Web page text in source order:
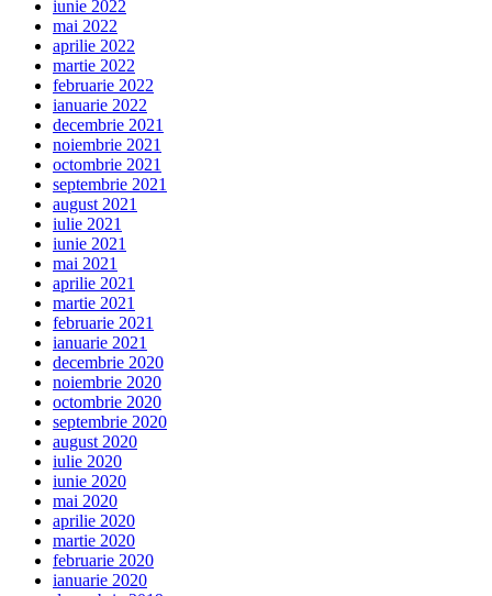
iunie 2022
mai 2022
aprilie 2022
martie 2022
februarie 2022
ianuarie 2022
decembrie 2021
noiembrie 2021
octombrie 2021
septembrie 2021
august 2021
iulie 2021
iunie 2021
mai 2021
aprilie 2021
martie 2021
februarie 2021
ianuarie 2021
decembrie 2020
noiembrie 2020
octombrie 2020
septembrie 2020
august 2020
iulie 2020
iunie 2020
mai 2020
aprilie 2020
martie 2020
februarie 2020
ianuarie 2020